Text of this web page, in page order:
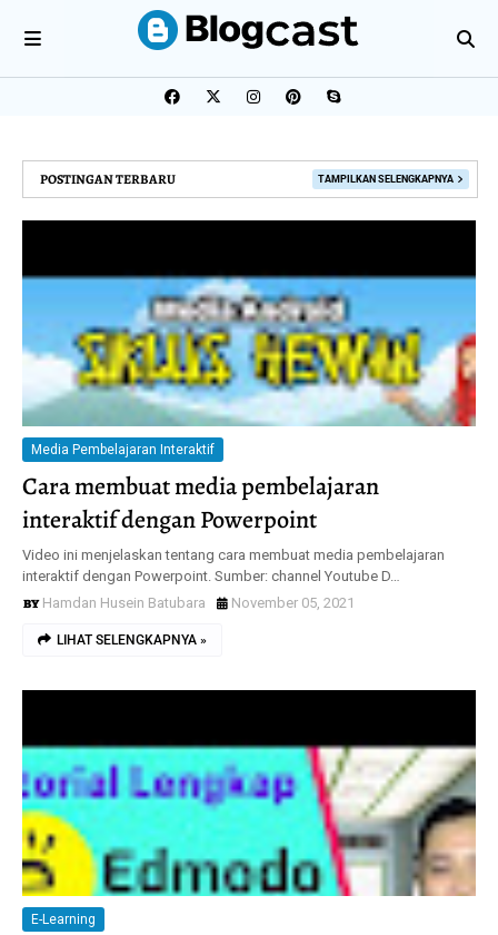
POSTINGAN TERBARU TAMPILKAN SELENGKAPNYA
Media Pembelajaran Interaktif
Cara membuat media pembelajaran
interaktif dengan Powerpoint
Video ini menjelaskan tentang cara membuat media pembelajaran
interaktif dengan Powerpoint. Sumber: channel Youtube D…
Hamdan Husein Batubara
November 05, 2021
LIHAT SELENGKAPNYA »
E-Learning